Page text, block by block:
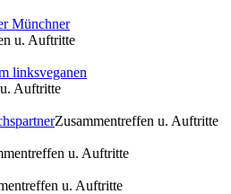
Münchner
u. Auftritte
linksveganen
Auftritte
Zusammentreffen u. Auftritte
u. Auftritte
u. Auftritte